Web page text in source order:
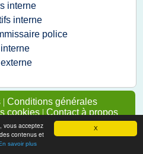
X
vous acceptez
contenus et
savoir plus
interne
interne
police
| Conditions générales
cookies | Contact à propos
site, voir l'article 4 des